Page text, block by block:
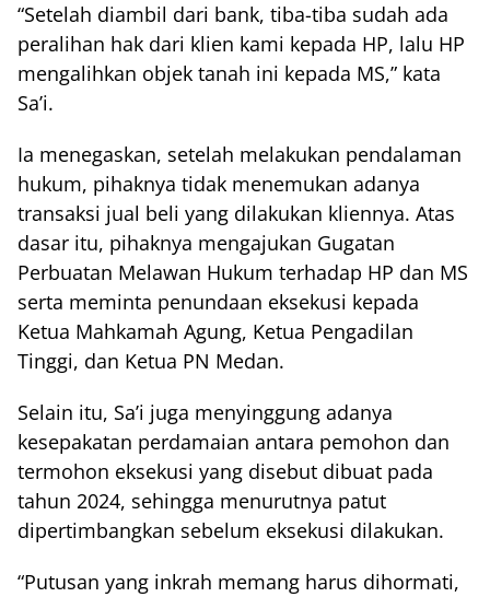
“Setelah diambil dari bank, tiba-tiba sudah ada
peralihan hak dari klien kami kepada HP, lalu HP
mengalihkan objek tanah ini kepada MS,” kata
Sa’i.
Ia menegaskan, setelah melakukan pendalaman
hukum, pihaknya tidak menemukan adanya
transaksi jual beli yang dilakukan kliennya. Atas
dasar itu, pihaknya mengajukan Gugatan
Perbuatan Melawan Hukum terhadap HP dan MS
serta meminta penundaan eksekusi kepada
Ketua Mahkamah Agung, Ketua Pengadilan
Tinggi, dan Ketua PN Medan.
Selain itu, Sa’i juga menyinggung adanya
kesepakatan perdamaian antara pemohon dan
termohon eksekusi yang disebut dibuat pada
tahun 2024, sehingga menurutnya patut
dipertimbangkan sebelum eksekusi dilakukan.
“Putusan yang inkrah memang harus dihormati,